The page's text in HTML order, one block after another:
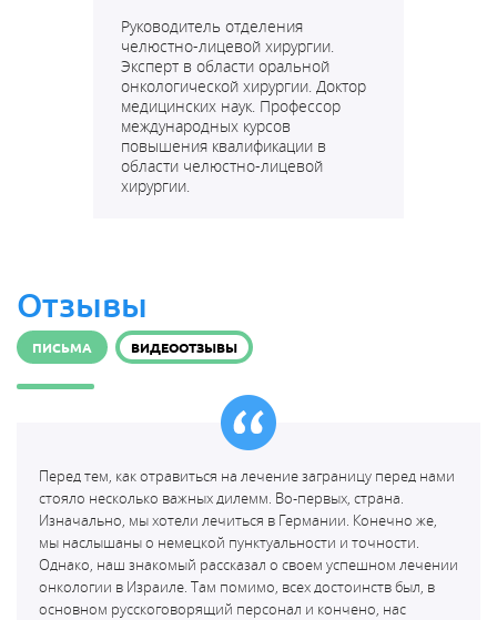
Руководитель отделения
челюстно-лицевой хирургии.
Эксперт в области оральной
онкологической хирургии. Доктор
медицинских наук. Профессор
международных курсов
повышения квалификации в
области челюстно-лицевой
хирургии.
Отзывы
ПИСЬМА ВИДЕООТЗЫВЫ
Перед тем, как отравиться на лечение заграницу перед нами
стояло несколько важных дилемм. Во-первых, страна.
Изначально, мы хотели лечиться в Германии. Конечно же,
мы наслышаны о немецкой пунктуальности и точности.
Однако, наш знакомый рассказал о своем успешном лечении
онкологии в Израиле. Там помимо, всех достоинств был, в
основном русскоговорящий персонал и кончено, нас